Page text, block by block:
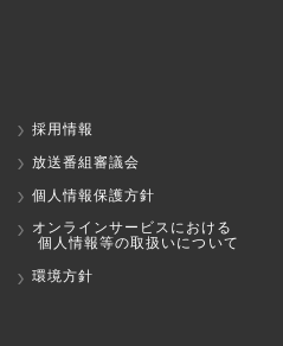
採用情報
放送番組審議会
個人情報保護方針
オンラインサービスにおける
個人情報等の取扱いについて
環境方針